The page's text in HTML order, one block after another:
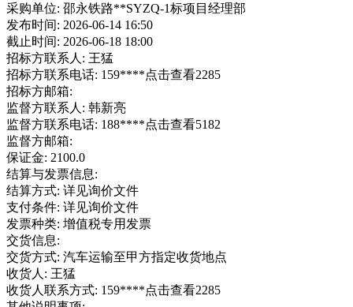
采购单位: 邵永铁路**SYZQ-1标项目经理部
发布时间: 2026-06-14 16:50
截止时间: 2026-06-18 18:00
招标方联系人: 王猛
招标方联系电话: 159****点击查看2285
招标方邮箱:
监督方联系人: 韩新亮
监督方联系电话: 188****点击查看5182
监督方邮箱:
保证金: 2100.0
结算与发票信息:
结算方式: 详见询价文件
支付条件: 详见询价文件
发票种类: 增值税专用发票
交货信息:
交货方式: 汽车运输至甲方指定收货地点
收货人: 王猛
收货人联系方式: 159****点击查看2285